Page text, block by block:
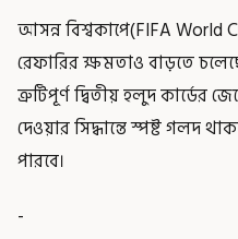
আসন্ন বিশ্বকাপে(FIFA World
রেফারির ক্ষমতাও বাড়তে
ত্রুটিপূর্ণ দ্বিতীয় হলুদ কার্ডের
দেওয়ার সিদ্ধান্তে স্পষ্ট গলদ
পারবে।
-